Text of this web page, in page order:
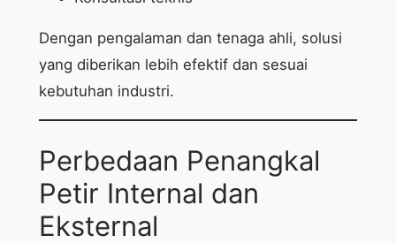
Dengan pengalaman dan tenaga ahli, solusi
yang diberikan lebih efektif dan sesuai
kebutuhan industri.
Perbedaan Penangkal
Petir Internal dan
Eksternal